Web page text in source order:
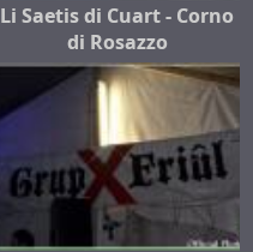
Li Saetis di Cuart - Corno
di Rosazzo